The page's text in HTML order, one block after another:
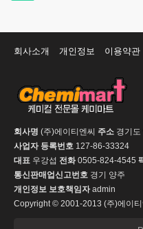
회사소개 개인정보 이용약관
회사명 (주)에이티엔씨 주소 경기도
사업자 등록번호 127-86-33324
대표 우강섭 전화0505-824-4545
통신판매업신고번호 경기 양주
개인정보 보호책임자admin
Copyright © 2001-2013 (주)에이